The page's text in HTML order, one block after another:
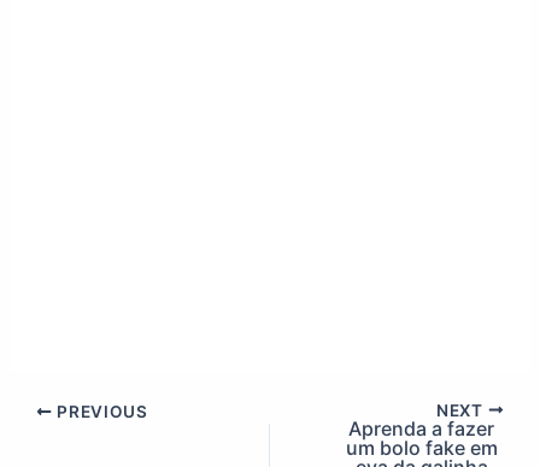
PREVIOUS NEXT
Aprenda a fazer
um bolo fake em